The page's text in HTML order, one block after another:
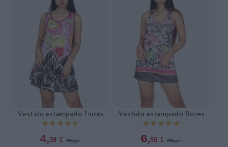
Vestido estampado flores
★★★★★
★★★★★
4,39 € 21,95 €
Vestido estampado flores
★★★★★
★★★★★
6,59 € 21,95 €